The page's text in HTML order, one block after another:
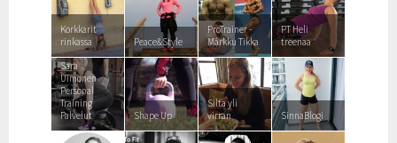
Korkkarit
rinkassa
Peace&Style
ProTrainer -
Márkku Tikka
PT Heli
treenaa
Sara
Uimonen
Personal
Training
Palvelut
Shape Up
Silta yli
virran
SinnaBlogi